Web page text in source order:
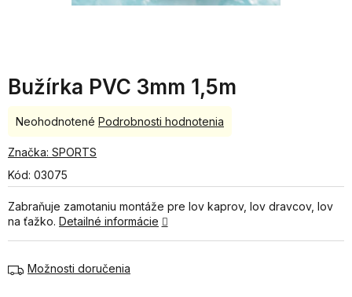
Bužírka PVC 3mm 1,5m
Kód: 03075
Možnosti doručenia
Zabraňuje zamotaniu montáže pre lov kaprov, lov dravcov, lov
na ťažko. Detailné informácie
Priemerné
produktu
0,0
5
hviezdičiek.
Neohodnotené Podrobnosti hodnotenia
Značka: SPORTS